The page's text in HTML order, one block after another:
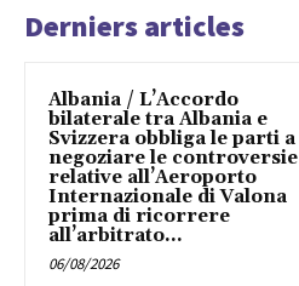
Derniers articles
Albania / L’Accordo
bilaterale tra Albania e
Svizzera obbliga le parti a
negoziare le controversie
relative all’Aeroporto
Internazionale di Valona
prima di ricorrere
all’arbitrato...
06/08/2026